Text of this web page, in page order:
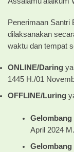
Penerimaan Santri
dilaksanakan
waktu dan tempat
ONLINE/Daring
1445 H./01
OFFLINE/Luring
Gelombang I
April 2024 M.
Gelombang II